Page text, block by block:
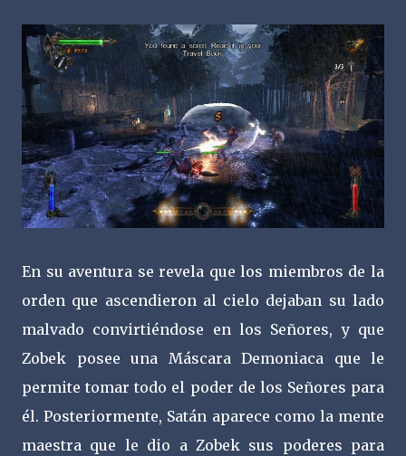
En su aventura se revela que los miembros de la
orden que ascendieron al cielo dejaban su lado
malvado convirtiéndose en los Señores, y que
Zobek posee una Máscara Demoniaca que le
permite tomar todo el poder de los Señores para
él. Posteriormente, Satán aparece como la mente
maestra que le dio a Zobek sus poderes para